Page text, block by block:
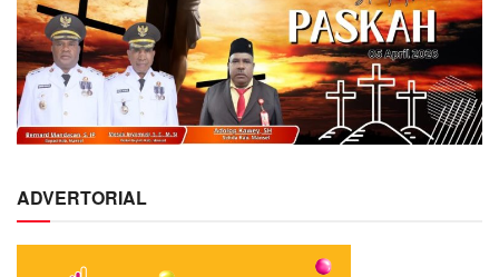
ADVERTORIAL